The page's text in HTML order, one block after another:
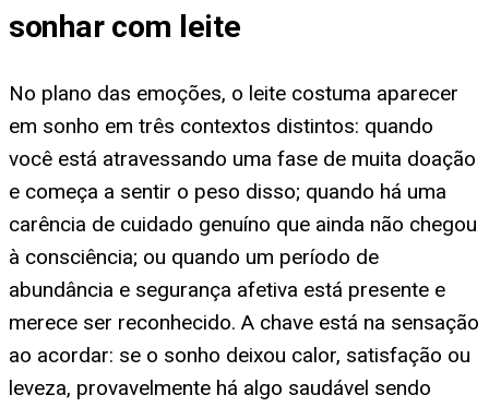
sonhar com leite
No plano das emoções, o leite costuma aparecer
em sonho em três contextos distintos: quando
você está atravessando uma fase de muita doação
e começa a sentir o peso disso; quando há uma
carência de cuidado genuíno que ainda não chegou
à consciência; ou quando um período de
abundância e segurança afetiva está presente e
merece ser reconhecido. A chave está na sensação
ao acordar: se o sonho deixou calor, satisfação ou
leveza, provavelmente há algo saudável sendo